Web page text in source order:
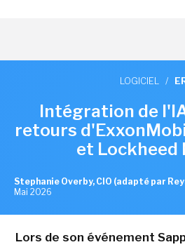
LOGICIEL /
Intégration de
retours
et Lockheed
Stephanie Overby, CIO (adapté par
Mai 2026
Lors de son événement